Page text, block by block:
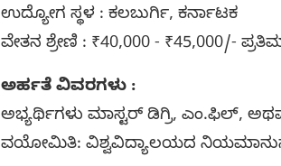
ಉದ್ಯೋಗ ಸ್ಥಳ : ಕಲಬುರ್ಗಿ, ಕರ್ನಾಟಕ
ವೇತನ ಶ್ರೇಣಿ : ₹40,000 - ₹45,000/-
ಅರ್ಹತೆ ವಿವರಗಳು :
ಅಭ್ಯರ್ಥಿಗಳು ಮಾಸ್ಟರ್ ಡಿಗ್ರಿ, ಎಂ.ಫಿಲ್,
ವಯೋಮಿತಿ: ವಿಶ್ವವಿದ್ಯಾಲಯದ